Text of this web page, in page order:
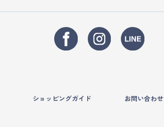
ショッピングガイド お問い合わせ